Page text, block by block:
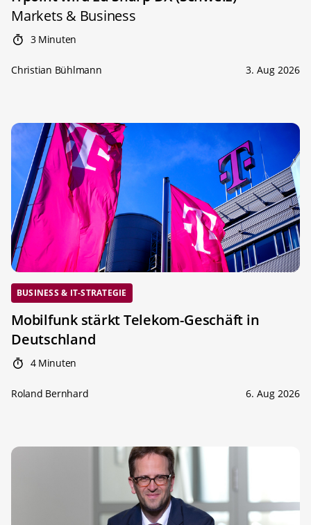
Markets & Business
3 Minuten
Christian Bühlmann 3. Aug 2026
BUSINESS & IT-STRATEGIE
Mobilfunk stärkt Telekom-Geschäft in
Deutschland
4 Minuten
Roland Bernhard 6. Aug 2026